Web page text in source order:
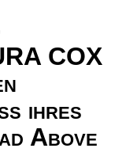
COX
ihres
Above